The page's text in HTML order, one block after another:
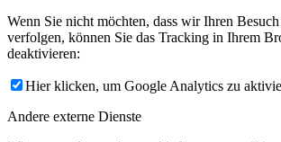
Wenn Sie nicht möchten, dass wir Ihren
verfolgen, können Sie das Tracking in Ihrem
deaktivieren:
Hier klicken, um Google Analytics zu
Andere externe Dienste